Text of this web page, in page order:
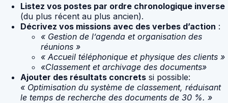
Listez vos postes par ordre chronologique inverse
(du plus récent au plus ancien).
Décrivez vos missions avec des verbes d’action :
« Gestion de l’agenda et organisation des
réunions »
« Accueil téléphonique et physique des clients »
«Classement et archivage des documents»
Ajouter des résultats concrets si possible:
« Optimisation du système de classement, réduisant
le temps de recherche des documents de 30 %. »